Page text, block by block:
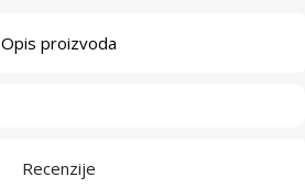
Opis proizvoda
Recenzije